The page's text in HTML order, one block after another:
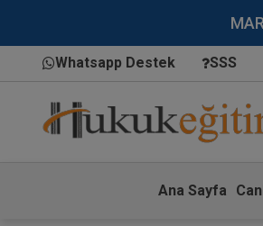
Whatsapp Destek SSS
Ana Sayfa